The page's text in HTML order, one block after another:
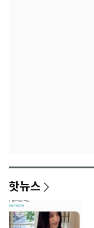
핫뉴스